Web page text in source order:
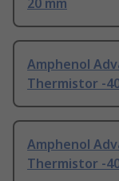
20 mm
Amphenol
Thermistor -40
Amphenol
Thermistor -40